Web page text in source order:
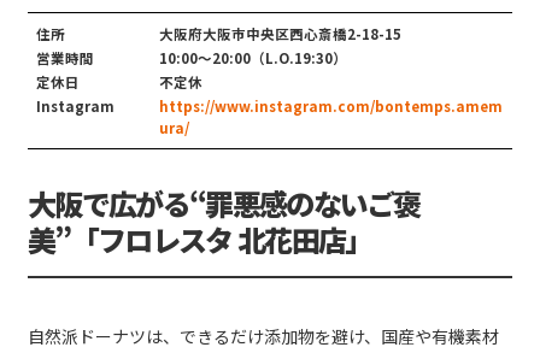
住所
大阪府大阪市中央区西心斎橋2-18-15
営業時間
10:00〜20:00（L.O.19:30）
定休日
不定休
Instagram
https://www.instagram.com/bontemps.amem
ura/
大阪で広がる“罪悪感のないご褒
美”「フロレスタ 北花田店」
自然派ドーナツは、できるだけ添加物を避け、国産や有機素材